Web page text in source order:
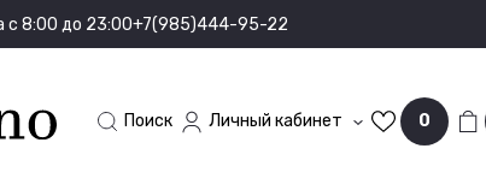
с 8:00 до 23:00+7(985)444-95-22
Поиск Личный кабинет 0